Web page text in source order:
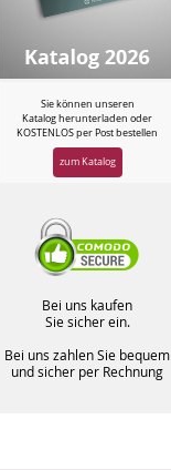
Sie können unseren
Katalog herunterladen oder
KOSTENLOS per Post bestellen
zum Katalog
Bei uns kaufen
Sie sicher ein.
Bei uns zahlen Sie bequem
und sicher per Rechnung